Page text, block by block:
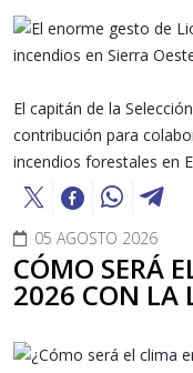
El capitán de la
contribución para
incendios forestales en
05 AGOSTO 2026
CÓMO SERÁ
2026 CON LA